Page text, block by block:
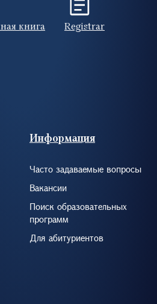
книга Registrar
Информация
Часто задаваемые вопросы
Вакансии
Поиск образовательных
программ
Для абитуриентов